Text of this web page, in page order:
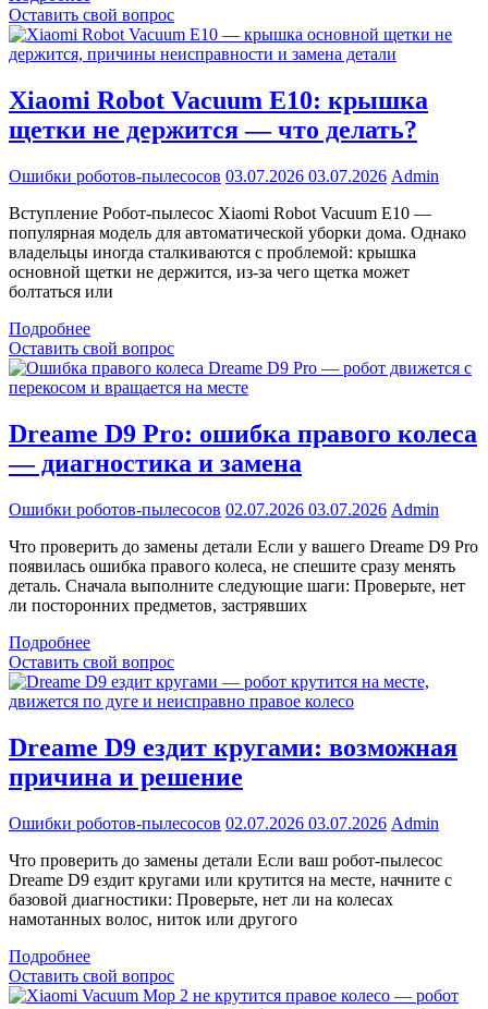
Оставить свой вопрос
Xiaomi Robot Vacuum E10: крышка
щетки не держится — что делать?
Ошибки роботов-пылесосов 03.07.2026 03.07.2026 Admin
Вступление Робот-пылесос Xiaomi Robot Vacuum E10 —
популярная модель для автоматической уборки дома. Однако
владельцы иногда сталкиваются с проблемой: крышка
основной щетки не держится, из-за чего щетка может
болтаться или
Подробнее
Оставить свой вопрос
Dreame D9 Pro: ошибка правого колеса
— диагностика и замена
Ошибки роботов-пылесосов 02.07.2026 03.07.2026 Admin
Что проверить до замены детали Если у вашего Dreame D9 Pro
появилась ошибка правого колеса, не спешите сразу менять
деталь. Сначала выполните следующие шаги: Проверьте, нет
ли посторонних предметов, застрявших
Подробнее
Оставить свой вопрос
Dreame D9 ездит кругами: возможная
причина и решение
Ошибки роботов-пылесосов 02.07.2026 03.07.2026 Admin
Что проверить до замены детали Если ваш робот-пылесос
Dreame D9 ездит кругами или крутится на месте, начните с
базовой диагностики: Проверьте, нет ли на колесах
намотанных волос, ниток или другого
Подробнее
Оставить свой вопрос